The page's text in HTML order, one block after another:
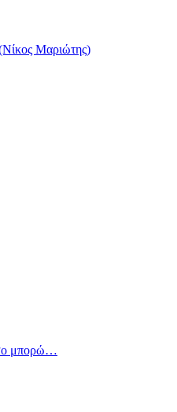
Μαριώτης)
μπορώ…